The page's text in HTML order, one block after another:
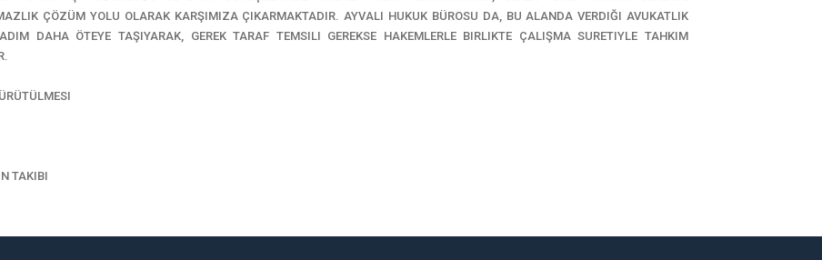
ÇÖZÜM YOLU OLARAK KARŞIMIZA ÇIKARMAKTADIR. AYVALI HUKUK BÜROSU DA, BU ALANDA VERDIĞI AVUKATLIK
DAHA ÖTEYE TAŞIYARAK, GEREK TARAF TEMSILI GEREKSE HAKEMLERLE BIRLIKTE ÇALIŞMA SURETIYLE TAHKIM
TAKIBI